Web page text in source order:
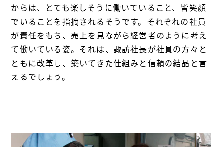
からは、とても楽しそうに働いていること、皆笑顔
でいることを指摘されるそうです。それぞれの社員
が責任をもち、売上を見ながら経営者のように考え
て働いている姿。それは、諏訪社長が社員の方々と
ともに改革し、築いてきた仕組みと信頼の結晶と言
えるでしょう。